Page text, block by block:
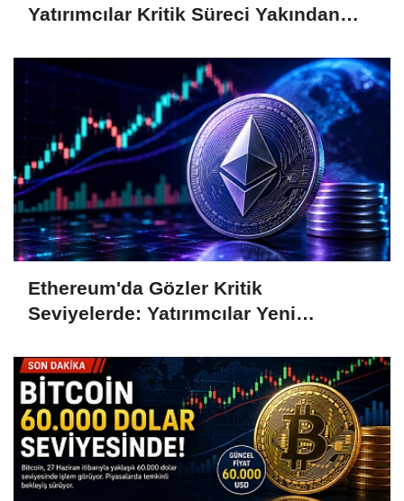
Yatırımcılar Kritik Süreci Yakından
Ethereum'da Gözler Kritik
Seviyelerde: Yatırımcılar Yeni